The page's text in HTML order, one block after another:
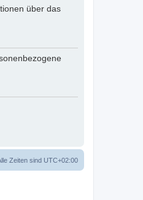
über das
Zeiten sind UTC+02:00